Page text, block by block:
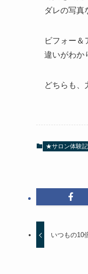
ダレの写真
ビフォー＆
違いがわか
どちらも、
★サロン体験記
いつもの10